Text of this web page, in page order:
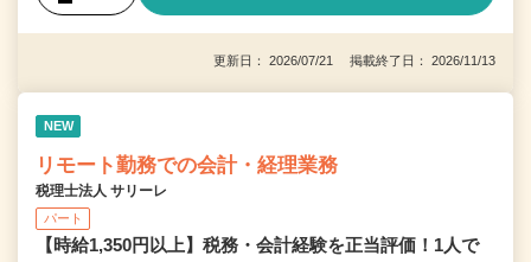
更新日： 2026/07/21 掲載終了日： 2026/11/13
NEW
リモート勤務での会計・経理業務
税理士法人 サリーレ
パート
【時給1,350円以上】税務・会計経験を正当評価！1⼈で